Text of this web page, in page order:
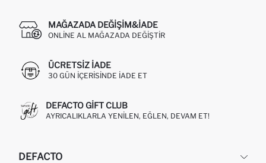
MAĞAZADA DEĞIŞIM&İADE
ONLINE AL MAĞAZADA DEĞIŞTIR
ÜCRETSIZ IADE
30 GÜN IÇERISINDE IADE ET
DEFACTO GIFT CLUB
AYRICALIKLARLA YENILEN, EĞLEN, DEVAM ET!
DEFACTO